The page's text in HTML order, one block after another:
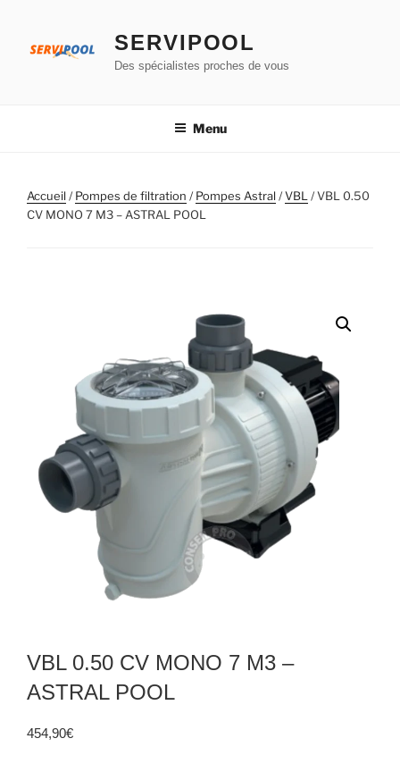
contenu
SERVIPOOL
Des spécialistes proches de vous
Menu
Accueil/Pompes de filtration /Pompes Astral/VBL / VBL 0.50
CV MONO 7 M3 – ASTRAL POOL
VBL 0.50 CV MONO 7 M3 –
ASTRAL POOL
454,90€